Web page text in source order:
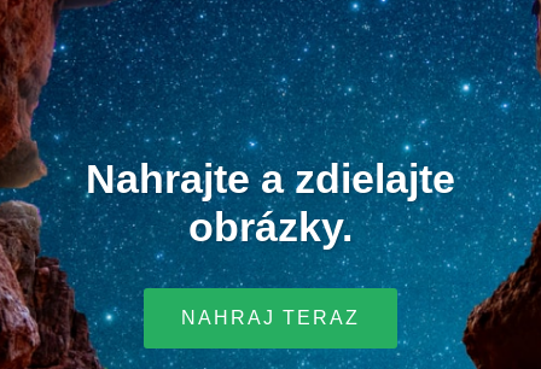
Nahrajte a zdielajte
obrázky.
NAHRAJ TERAZ